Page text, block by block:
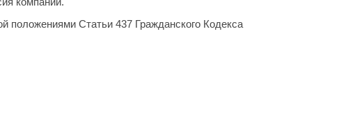
положениями Статьи 437 Гражданского Кодекса